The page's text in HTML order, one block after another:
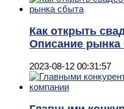
Как открыть
Описание рынка
2023-08-12 00:31:57